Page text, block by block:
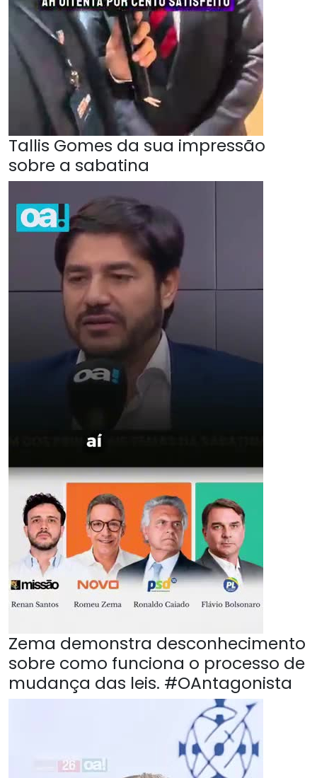
Tallis Gomes da sua impressão
sobre a sabatina
Zema demonstra desconhecimento
sobre como funciona o processo de
mudança das leis. #OAntagonista